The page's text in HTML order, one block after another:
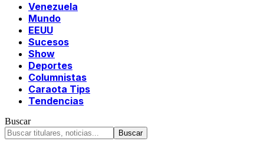
Venezuela
Mundo
EEUU
Sucesos
Show
Deportes
Columnistas
Caraota Tips
Tendencias
Buscar